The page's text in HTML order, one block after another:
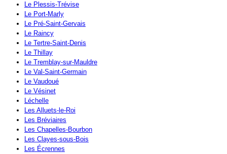
Le Plessis-Trévise
Le Port-Marly
Le Pré-Saint-Gervais
Le Raincy
Le Tertre-Saint-Denis
Le Thillay
Le Tremblay-sur-Mauldre
Le Val-Saint-Germain
Le Vaudoué
Le Vésinet
Léchelle
Les Alluets-le-Roi
Les Bréviaires
Les Chapelles-Bourbon
Les Clayes-sous-Bois
Les Écrennes